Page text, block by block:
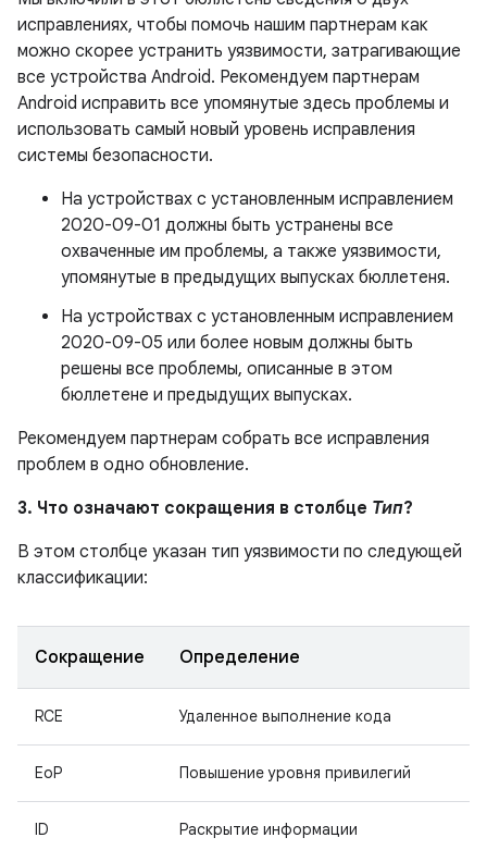
исправлениях, чтобы помочь нашим партнерам как
можно скорее устранить уязвимости, затрагивающие
все устройства Android. Рекомендуем партнерам
Android исправить все упомянутые здесь проблемы и
использовать самый новый уровень исправления
системы безопасности.
На устройствах с установленным исправлением
2020-09-01 должны быть устранены все
охваченные им проблемы, а также уязвимости,
упомянутые в предыдущих выпусках бюллетеня.
На устройствах с установленным исправлением
2020-09-05 или более новым должны быть
решены все проблемы, описанные в этом
бюллетене и предыдущих выпусках.
Рекомендуем партнерам собрать все исправления
проблем в одно обновление.
3. Что означают сокращения в столбце Тип?
В этом столбце указан тип уязвимости по следующей
классификации:
Сокращение Определение
RCE Удаленное выполнение кода
EoP Повышение уровня привилегий
ID Раскрытие информации